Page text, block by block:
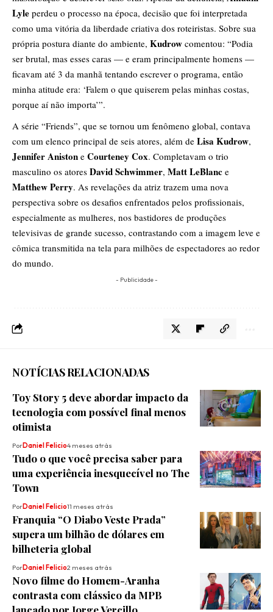
Lyle perdeu o processo na época, decisão que foi interpretada
como uma vitória da liberdade criativa dos roteiristas. Sobre sua
própria postura diante do ambiente, Kudrow comentou: “Podia
ser brutal, mas esses caras — e eram principalmente homens —
ficavam até 3 da manhã tentando escrever o programa, então
minha atitude era: ‘Falem o que quiserem pelas minhas costas,
porque aí não importa’”.
A série “Friends”, que se tornou um fenômeno global, contava
com um elenco principal de seis atores, além de Lisa Kudrow,
Jennifer Aniston e Courteney Cox. Completavam o trio
masculino os atores David Schwimmer, Matt LeBlanc e
Matthew Perry. As revelações da atriz trazem uma nova
perspectiva sobre os desafios enfrentados pelos profissionais,
especialmente as mulheres, nos bastidores de produções
televisivas de grande sucesso, contrastando com a imagem leve e
cômica transmitida na tela para milhões de espectadores ao redor
do mundo.
- Publicidade -
NOTÍCIAS RELACIONADAS
Toy Story 5 deve abordar impacto da
tecnologia com possível final menos
otimista
PorDaniel Felicio4 meses atrás
Tudo o que você precisa saber para
uma experiência inesquecível no The
Town
PorDaniel Felicio11 meses atrás
Franquia “O Diabo Veste Prada”
supera um bilhão de dólares em
bilheteria global
PorDaniel Felicio2 meses atrás
Novo filme do Homem-Aranha
contrasta com clássico da MPB
lançado por Jorge Vercillo